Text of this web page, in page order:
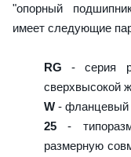
"опорный
имеет следующие
RG - серия
сверхвысокой
W - фланцевый
25 -
размерную